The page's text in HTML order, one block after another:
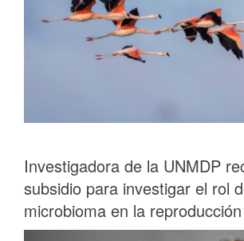
Investigadora de la UNMDP
subsidio para investigar el rol
microbioma en la